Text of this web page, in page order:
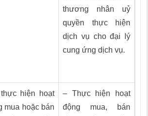
thương nhân uỷ
quyền thực hiện
dịch vụ cho đại lý
cung ứng dịch vụ.
hiện hoạt
mua hoặc bán
– Thực hiện hoạt
động mua, bán